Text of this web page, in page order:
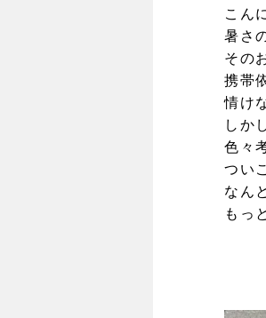
こん
暑さ
その
携帯
情け
しか
色々
つい
なん
もっ